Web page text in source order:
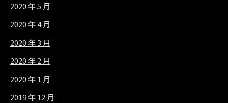
2020 年 5 月
2020 年 4 月
2020 年 3 月
2020 年 2 月
2020 年 1 月
2019 年 12 月